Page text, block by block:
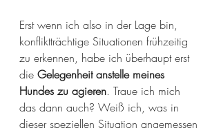
Erst wenn ich also in der Lage bin,
konfliktträchtige Situationen frühzeitig
zu erkennen, habe ich überhaupt erst
die Gelegenheit anstelle meines
Hundes zu agieren. Traue ich mich
das dann auch? Weiß ich, was in
dieser speziellen Situation angemessen